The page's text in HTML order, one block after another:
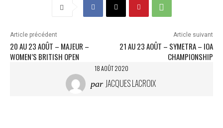
Article précédent
20 AU 23 AOÛT – MAJEUR –
WOMEN’S BRITISH OPEN
Article suivant
21 AU 23 AOÛT – SYMETRA – IOA
CHAMPIONSHIP
18 AOÛT 2020
par JACQUES LACROIX